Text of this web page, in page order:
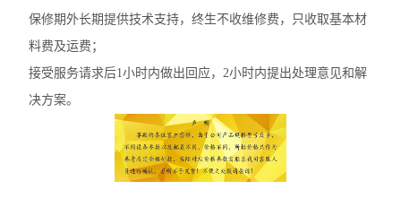
保修期外长期提供技术支持，终生不收维修费，只收取基本材
料费及运费；
接受服务请求后1小时内做出回应，2小时内提出处理意见和解
决方案。